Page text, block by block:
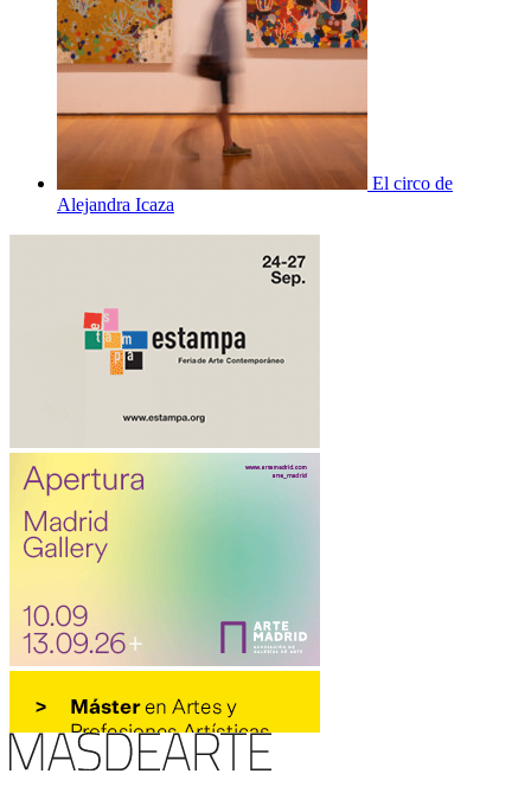
El circo de
Alejandra Icaza